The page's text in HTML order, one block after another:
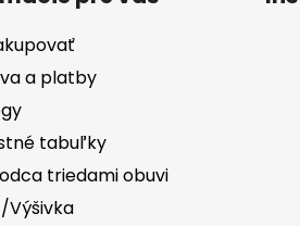
a platby
tabuľky
triedami obuvi
Výšivka